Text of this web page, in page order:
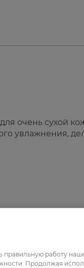
очень сухой
увлажнения,
работу
Продолжая